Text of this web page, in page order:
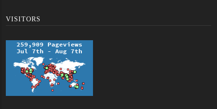
VISITORS